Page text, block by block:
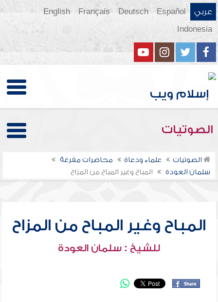
عربي Español
Deutsch
Français
English
Indonesia
الصوتيات
الصوتيات علماء ودعاة
محاضرات مفرغة
سلمان العودة
المباح وغير المباح من المزاح
المباح وغير المباح من المزاح
للشيخ : سلمان العودة